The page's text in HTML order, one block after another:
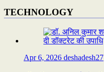
TECHNOLOGY
Apr 6, 2026 deshadesh27